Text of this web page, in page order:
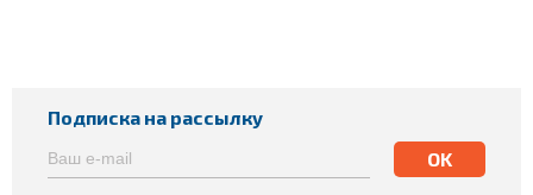
Подписка на рассылку